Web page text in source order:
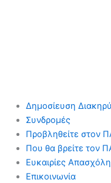
Δημοσίευση
Συνδρομές
Προβληθείτε στον
Που θα βρείτε τον
Ευκαιρίες
Επικοινωνία